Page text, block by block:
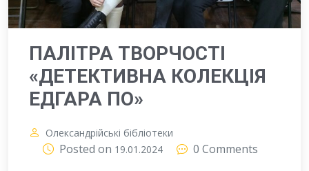
ПАЛІТРА ТВОРЧОСТІ
«ДЕТЕКТИВНА КОЛЕКЦІЯ
ЕДГАРА ПО»
Олександрійські бібліотеки
Posted on 19.01.2024
0 Comments